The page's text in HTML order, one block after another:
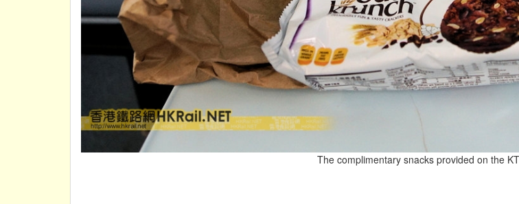
The complimentary snacks provided on the